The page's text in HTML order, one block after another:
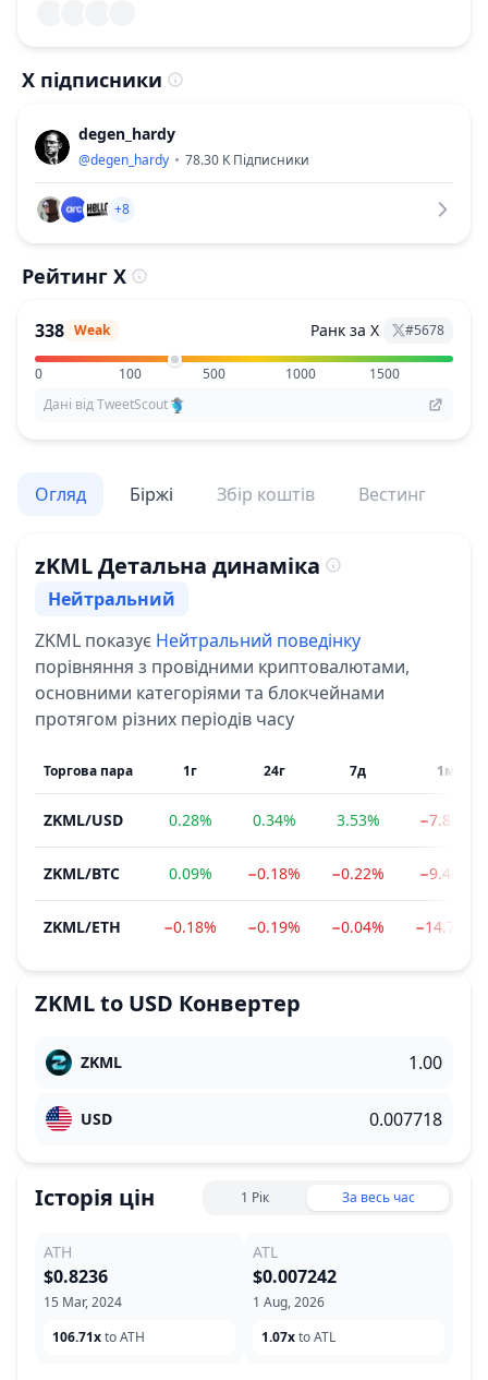
X підписники
degen_hardy
@degen_hardy 78.30 K Підписники
+8
Рейтинг X
338 Weak Ранк за X #5678
0 100 500 1000
1500
Дані від TweetScout
Огляд Біржі Збір коштів Вестинг
zKMLДетальна динаміка
Сентимент
Нейтральний
ZKML показує Нейтральний поведінку
порівняння з провідними криптовалютами,
основними категоріями та блокчейнами
протягом різних періодів часу
Торгова пара 1г 24г 7д 1м
ZKML/USD 0.28% 0.34% 3.53% −7.83%
ZKML/BTC 0.09% −0.18% −0.22% −9.48%
ZKML/ETH −0.18% −0.19% −0.04% −14.79%
ZKMLto USD Конвертер
ZKML
USD
Історія цін 1 Рік За весь час
ATH
15 Mar, 2024
$0.8236
106.71xto ATH
ATL
1 Aug, 2026
$0.007242
1.07xto ATL